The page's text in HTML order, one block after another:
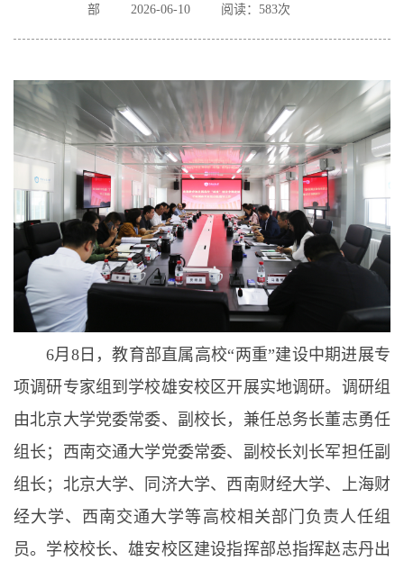
部
2026-06-10 阅读： 583次
6月8日，教育部直属高校“两重”建设中期进展专
项调研专家组到学校雄安校区开展实地调研。调研组
由北京大学党委常委、副校长，兼任总务长董志勇任
组长；西南交通大学党委常委、副校长刘长军担任副
组长；北京大学、同济大学、西南财经大学、上海财
经大学、西南交通大学等高校相关部门负责人任组
员。学校校长、雄安校区建设指挥部总指挥赵志丹出